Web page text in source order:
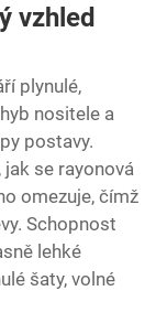
vzhled
plynulé,
nositele a
postavy.
se rayonová
omezuje, čímž
Schopnost
lehké
šaty, volné